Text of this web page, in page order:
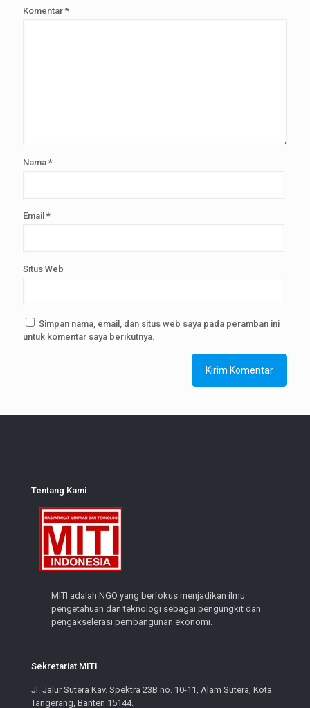
Komentar *
Nama *
Email *
Situs Web
Simpan nama, email, dan situs web saya pada peramban ini
untuk komentar saya berikutnya.
Tentang Kami
MITI adalah NGO yang berfokus menjadikan ilmu
pengetahuan dan teknologi sebagai pengungkit dan
pengakselerasi pembangunan ekonomi.
Sekretariat MITI
Jl. Jalur Sutera Kav. Spektra 23B no. 10-11, Alam Sutera, Kota
Tangerang, Banten 15144.